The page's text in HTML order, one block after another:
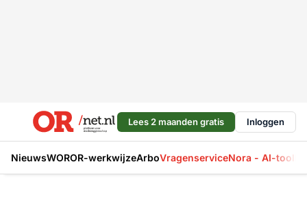
Lees 2 maanden gratis Inloggen
NieuwsWOROR-werkwijzeArboVragenserviceNora - AI-tool